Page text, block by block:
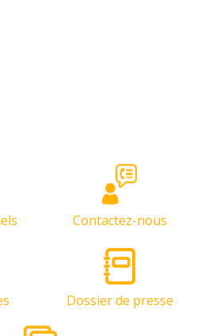
Contactez-nous
Dossier de presse